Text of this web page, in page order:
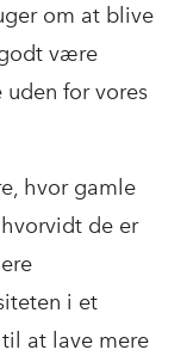
om at blive
være
for vores
hvor gamle
de er
i et
at lave mere